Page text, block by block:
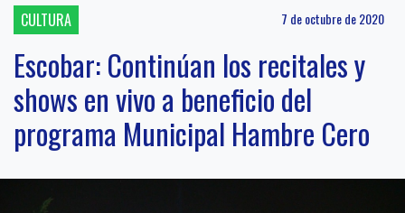
CULTURA 7 de octubre de 2020
Escobar: Continúan los recitales y
shows en vivo a beneficio del
programa Municipal Hambre Cero